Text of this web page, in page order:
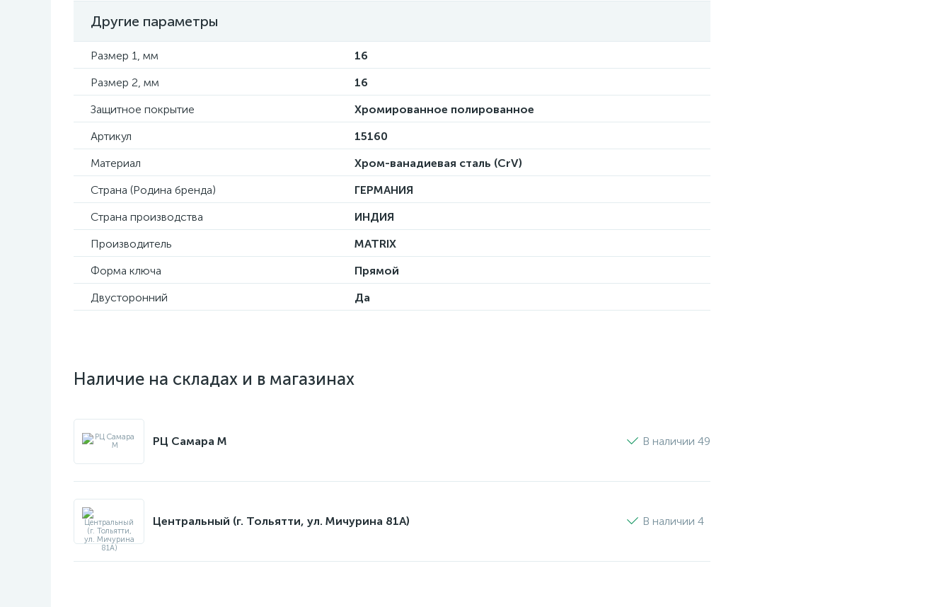
Другие параметры
Размер 1, мм
16
Размер 2, мм
16
Защитное покрытие
Хромированное полированное
Артикул
15160
Материал
Хром-ванадиевая сталь (CrV)
Страна (Родина бренда)
ГЕРМАНИЯ
Страна производства
ИНДИЯ
Производитель
MATRIX
Форма ключа
Прямой
Двусторонний
Да
Наличие на складах и в магазинах
РЦ Самара M В наличии 49
Центральный (г. Тольятти, ул. Мичурина 81А) В наличии 4